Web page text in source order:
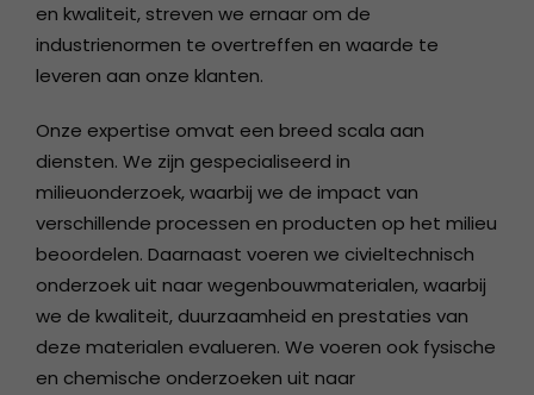
en kwaliteit, streven we ernaar om de
industrienormen te overtreffen en waarde te
leveren aan onze klanten.
Onze expertise omvat een breed scala aan
diensten. We zijn gespecialiseerd in
milieuonderzoek, waarbij we de impact van
verschillende processen en producten op het milieu
beoordelen. Daarnaast voeren we civieltechnisch
onderzoek uit naar wegenbouwmaterialen, waarbij
we de kwaliteit, duurzaamheid en prestaties van
deze materialen evalueren. We voeren ook fysische
en chemische onderzoeken uit naar